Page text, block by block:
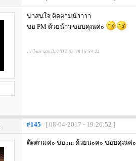
น่าสนใจ ติดตามน้าาาา
ขอ PM ด้วยน้าา ขอบคุณค่ะ
แก้ไขล่าสุดเมื่อ 2017-03-28 15:59:44
#145 [ 08-04-2017 - 19:26:52 ]
ติดตามค่ะ ขอpm ด้วยนะคะ ขอบคุณค่ะ